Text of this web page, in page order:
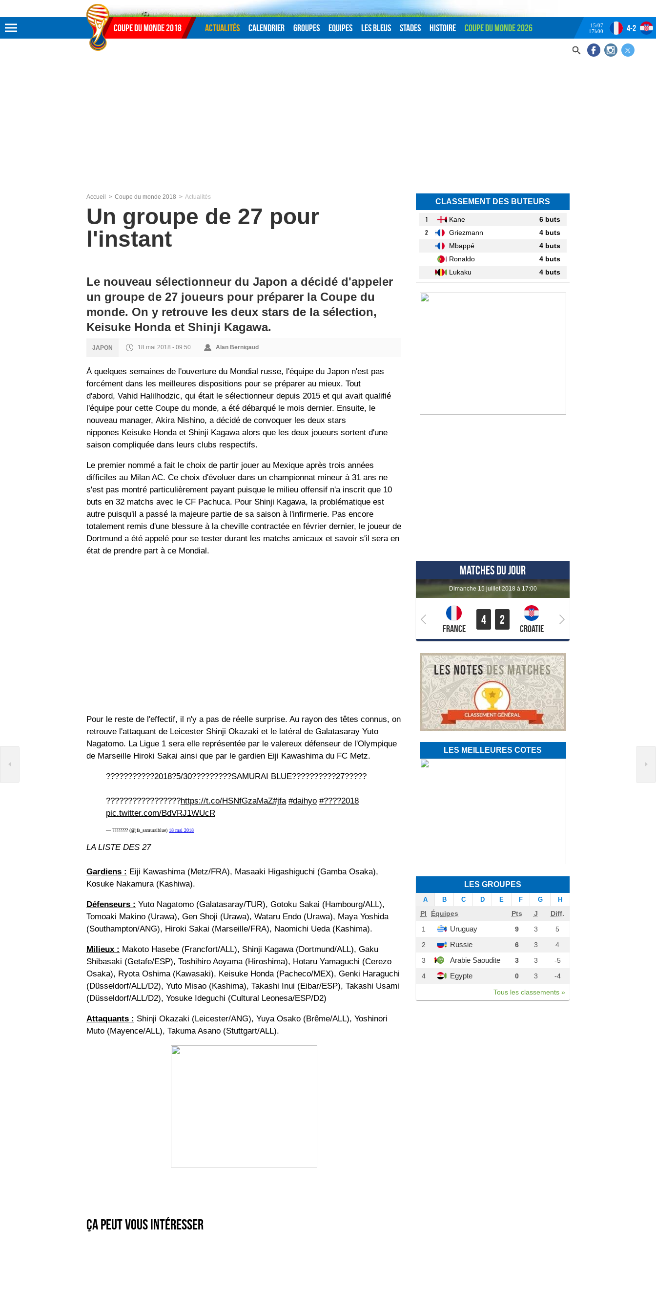
Aller au menu
Coupe du monde 2018 Actualités Calendrier Groupes Equipes Les Bleus Stades Histoire Coupe du monde 2026
15/07
17h00
4-2
Accueil Coupe du monde 2018 Actualités
Un groupe de 27 pour
l'instant
Le nouveau sélectionneur du Japon a décidé d'appeler
un groupe de 27 joueurs pour préparer la Coupe du
monde. On y retrouve les deux stars de la sélection,
Keisuke Honda et Shinji Kagawa.
JAPON 18 mai 2018 - 09:50 Alan Bernigaud
À quelques semaines de l'ouverture du Mondial russe, l'équipe du Japon n'est pas
forcément dans les meilleures dispositions pour se préparer au mieux. Tout
d'abord, Vahid Halilhodzic, qui était le sélectionneur depuis 2015 et qui avait qualifié
l'équipe pour cette Coupe du monde, a été débarqué le mois dernier. Ensuite, le
nouveau manager, Akira Nishino, a décidé de convoquer les deux stars
nippones Keisuke Honda et Shinji Kagawa alors que les deux joueurs sortent d'une
saison compliquée dans leurs clubs respectifs.
Le premier nommé a fait le choix de partir jouer au Mexique après trois années
difficiles au Milan AC. Ce choix d'évoluer dans un championnat mineur à 31 ans ne
s'est pas montré particulièrement payant puisque le milieu offensif n'a inscrit que 10
buts en 32 matchs avec le CF Pachuca. Pour Shinji Kagawa, la problématique est
autre puisqu'il a passé la majeure partie de sa saison à l'infirmerie. Pas encore
totalement remis d'une blessure à la cheville contractée en février dernier, le joueur de
Dortmund a été appelé pour se tester durant les matchs amicaux et savoir s'il sera en
état de prendre part à ce Mondial.
Pour le reste de l'effectif, il n'y a pas de réelle surprise. Au rayon des têtes connus, on
retrouve l'attaquant de Leicester Shinji Okazaki et le latéral de Galatasaray Yuto
Nagatomo. La Ligue 1 sera elle représentée par le valereux défenseur de l'Olympique
de Marseille Hiroki Sakai ainsi que par le gardien Eiji Kawashima du FC Metz.
???????????2018?5/30?????????SAMURAI BLUE??????????27?????
?????????????????https://t.co/HSNfGzaMaZ#jfa #daihyo #????2018
pic.twitter.com/BdVRJ1WUcR
— ???????? (@jfa_samuraiblue) 18 mai 2018
LA LISTE DES 27
Gardiens : Eiji Kawashima (Metz/FRA), Masaaki Higashiguchi (Gamba Osaka),
Kosuke Nakamura (Kashiwa).
Défenseurs : Yuto Nagatomo (Galatasaray/TUR), Gotoku Sakai (Hambourg/ALL),
Tomoaki Makino (Urawa), Gen Shoji (Urawa), Wataru Endo (Urawa), Maya Yoshida
(Southampton/ANG), Hiroki Sakai (Marseille/FRA), Naomichi Ueda (Kashima).
Milieux : Makoto Hasebe (Francfort/ALL), Shinji Kagawa (Dortmund/ALL), Gaku
Shibasaki (Getafe/ESP), Toshihiro Aoyama (Hiroshima), Hotaru Yamaguchi (Cerezo
Osaka), Ryota Oshima (Kawasaki), Keisuke Honda (Pacheco/MEX), Genki Haraguchi
(Düsseldorf/ALL/D2), Yuto Misao (Kashima), Takashi Inui (Eibar/ESP), Takashi Usami
(Düsseldorf/ALL/D2), Yosuke Ideguchi (Cultural Leonesa/ESP/D2)
Attaquants : Shinji Okazaki (Leicester/ANG), Yuya Osako (Brême/ALL), Yoshinori
Muto (Mayence/ALL), Takuma Asano (Stuttgart/ALL).
Ça peut vous intéresser
CLASSEMENT DES BUTEURS
1 Kane
6 buts
2
Griezmann
4 buts
Mbappé
4 buts
Ronaldo
4 buts
Lukaku
4 buts
MATCHES DU JOUR
dimanche 15 juillet 2018 à 17:00
France
4 2
Croatie
LES MEILLEURES COTES
LES GROUPES
A B C D E F G H
Pl Équipes Pts J
Diff.
1
Uruguay 9 3
5
2
Russie 6 3
4
3
Arabie Saoudite 3 3
-5
4
Egypte 0 3 -4
Tous les classements »